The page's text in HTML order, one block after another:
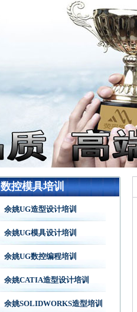
数控模具培训
余姚UG造型设计培训
余姚UG模具设计培训
余姚UG数控编程培训
余姚CATIA造型设计培训
余姚SOLIDWORKS造型培训